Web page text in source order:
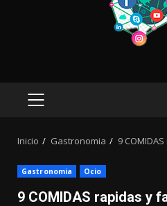
MENÚ
Inicio Gastronomia 9
Gastronomia Ocio
9 COMIDAS rapidas y